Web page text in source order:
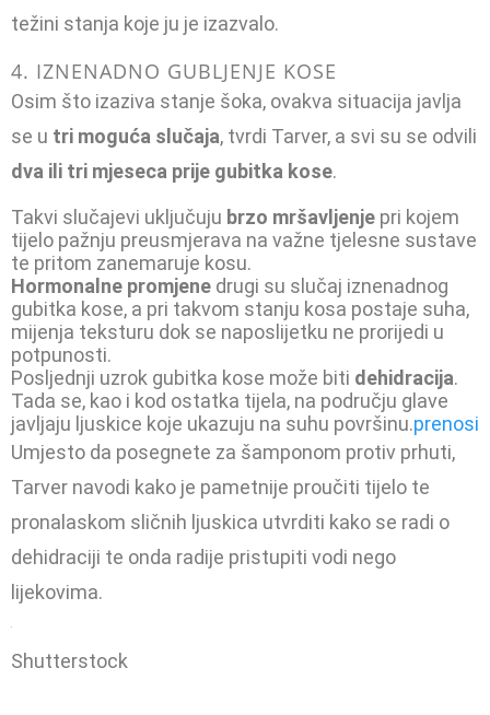
težini stanja koje ju je izazvalo.
4. IZNENADNO GUBLJENJE KOSE
Osim što izaziva stanje šoka, ovakva situacija javlja
se u tri moguća slučaja, tvrdi Tarver, a svi su se odvili
dva ili tri mjeseca prije gubitka kose.
Takvi slučajevi uključuju brzo mršavljenje pri kojem
tijelo pažnju preusmjerava na važne tjelesne sustave
te pritom zanemaruje kosu.
Hormonalne promjene drugi su slučaj iznenadnog
gubitka kose, a pri takvom stanju kosa postaje suha,
mijenja teksturu dok se naposlijetku ne prorijedi u
potpunosti.
Posljednji uzrok gubitka kose može biti dehidracija.
Tada se, kao i kod ostatka tijela, na području glave
javljaju ljuskice koje ukazuju na suhu površinu.prenosi
Umjesto da posegnete za šamponom protiv prhuti,
Tarver navodi kako je pametnije proučiti tijelo te
pronalaskom sličnih ljuskica utvrditi kako se radi o
dehidraciji te onda radije pristupiti vodi nego
lijekovima.
Shutterstock